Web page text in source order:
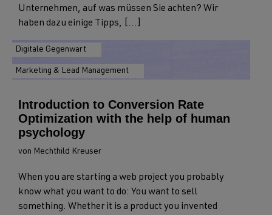
Unternehmen, auf was müssen Sie achten? Wir
haben dazu einige Tipps, [...]
Digitale Gegenwart
Marketing & Lead Management
Introduction to Conversion Rate
Optimization with the help of human
psychology
von Mechthild Kreuser
When you are starting a web project you probably
know what you want to do: You want to sell
something. Whether it is a product you invented